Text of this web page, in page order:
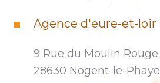
Agence d'eure-et-loir
9 Rue du Moulin Rouge
28630 Nogent-le-Phaye